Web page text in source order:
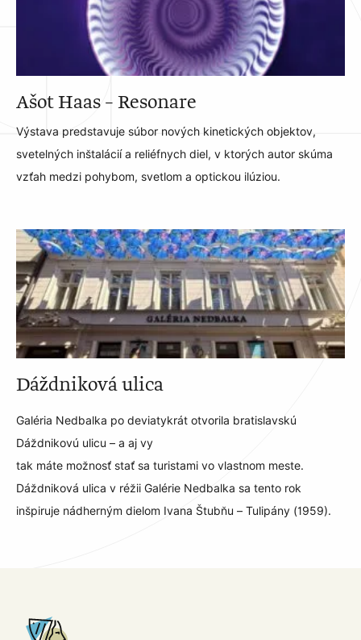
Ašot Haas – Resonare
Výstava predstavuje súbor nových kinetických objektov,
svetelných inštalácií a reliéfnych diel, v ktorých autor skúma
vzťah medzi pohybom, svetlom a optickou ilúziou.
Dáždniková ulica
Galéria Nedbalka po deviatykrát otvorila bratislavskú
Dáždnikovú ulicu – a aj vy
tak máte možnosť stať sa turistami vo vlastnom meste.
Dáždniková ulica v réžii Galérie Nedbalka sa tento rok
inšpiruje nádherným dielom Ivana Štubňu – Tulipány (1959).